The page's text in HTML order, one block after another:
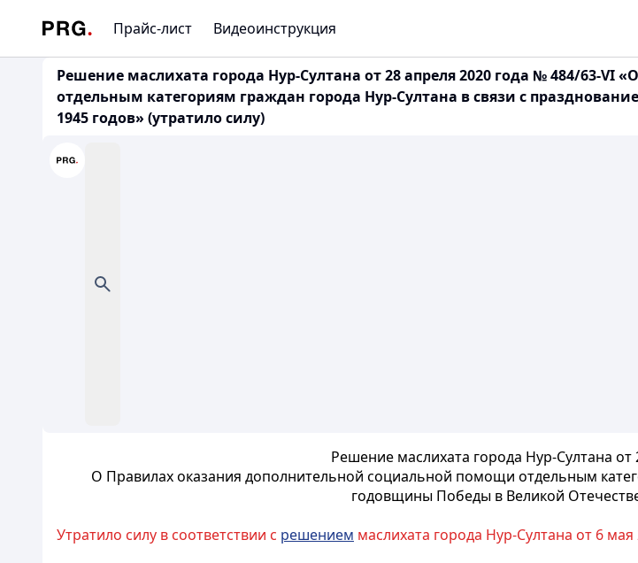
Прайс-лист Видеоинструкция
Решение маслихата города Нур-Султана от 28 апреля 2020 года № 484/63-
отдельным категориям граждан города Нур-Султана в связи с
1945 годов» (утратило силу)
Решение маслихата города Нур-Султана
О Правилах оказания дополнительной социальной помощи отдельным
годовщины Победы в Великой
Утратило силу в соответствии с решением маслихата города Нур-Султана от 6